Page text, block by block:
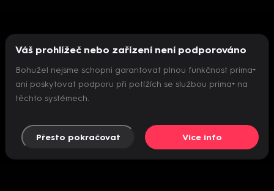
Nepodařilo se inicializovat přehrávač
Váš prohlížeč nebo zařízení není podporováno
Bohužel nejsme schopni garantovat plnou funkčnost prima+
ani poskytovat podporu při potížích se službou prima+ na
těchto systémech.
Přesto pokračovat Více info